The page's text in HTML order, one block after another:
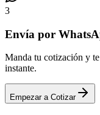
3
Envía por
Manda tu cotización y
instante.
Empezar a Cotizar